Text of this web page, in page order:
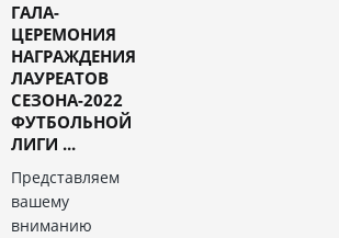
ГАЛА-
ЦЕРЕМОНИЯ
НАГРАЖДЕНИЯ
ЛАУРЕАТОВ
СЕЗОНА-2022
ФУТБОЛЬНОЙ
ЛИГИ ...
Представляем
вашему
вниманию